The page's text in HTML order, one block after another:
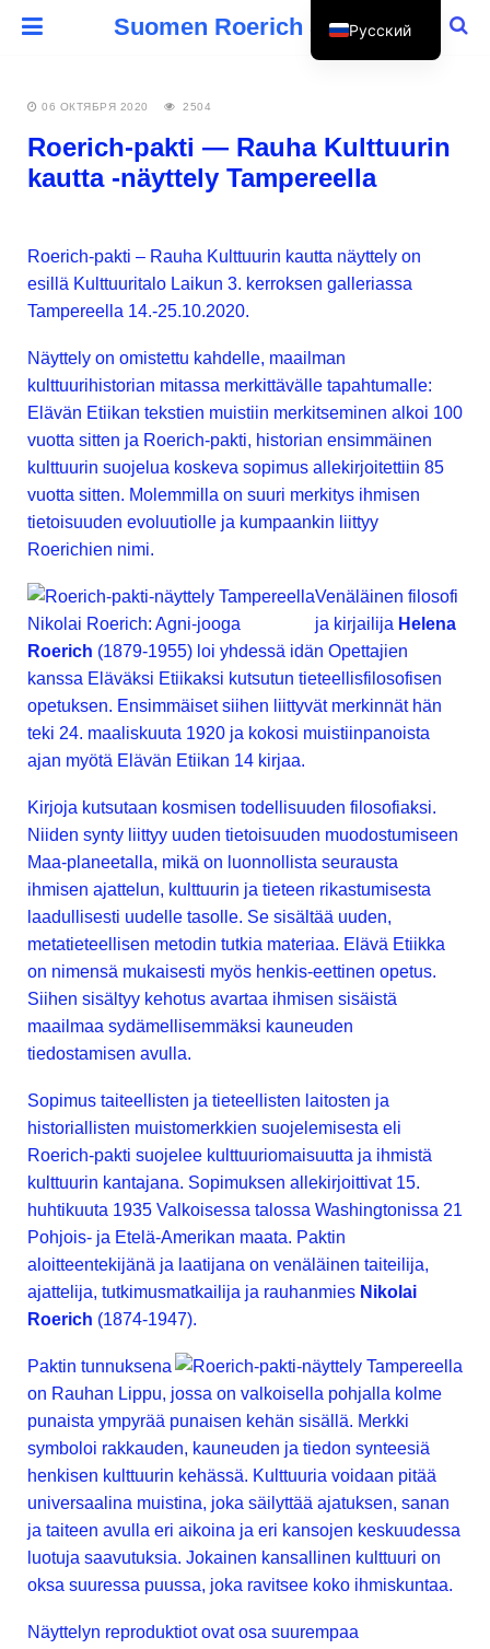
Suomen Roerich Seura
06 ОКТЯБРЯ 2020 2504
Roerich-pakti — Rauha Kulttuurin
kautta -näyttely Tampereella
Roerich-pakti – Rauha Kulttuurin kautta näyttely on
esillä Kulttuuritalo Laikun 3. kerroksen galleriassa
Tampereella 14.-25.10.2020.
Näyttely on omistettu kahdelle, maailman
kulttuurihistorian mitassa merkittävälle tapahtumalle:
Elävän Etiikan tekstien muistiin merkitseminen alkoi 100
vuotta sitten ja Roerich-pakti, historian ensimmäinen
kulttuurin suojelua koskeva sopimus allekirjoitettiin 85
vuotta sitten. Molemmilla on suuri merkitys ihmisen
tietoisuuden evoluutiolle ja kumpaankin liittyy
Roerichien nimi.
Nikolai Roerich: Agni-jooga
Venäläinen filosofi
ja kirjailija Helena
Roerich (1879-1955) loi yhdessä idän Opettajien
kanssa Eläväksi Etiikaksi kutsutun tieteellisfilosofisen
opetuksen. Ensimmäiset siihen liittyvät merkinnät hän
teki 24. maaliskuuta 1920 ja kokosi muistiinpanoista
ajan myötä Elävän Etiikan 14 kirjaa.
Kirjoja kutsutaan kosmisen todellisuuden filosofiaksi.
Niiden synty liittyy uuden tietoisuuden muodostumiseen
Maa-planeetalla, mikä on luonnollista seurausta
ihmisen ajattelun, kulttuurin ja tieteen rikastumisesta
laadullisesti uudelle tasolle. Se sisältää uuden,
metatieteellisen metodin tutkia materiaa. Elävä Etiikka
on nimensä mukaisesti myös henkis-eettinen opetus.
Siihen sisältyy kehotus avartaa ihmisen sisäistä
maailmaa sydämellisemmäksi kauneuden
tiedostamisen avulla.
Sopimus taiteellisten ja tieteellisten laitosten ja
historiallisten muistomerkkien suojelemisesta eli
Roerich-pakti suojelee kulttuuriomaisuutta ja ihmistä
kulttuurin kantajana. Sopimuksen allekirjoittivat 15.
huhtikuuta 1935 Valkoisessa talossa Washingtonissa 21
Pohjois- ja Etelä-Amerikan maata. Paktin
aloitteentekijänä ja laatijana on venäläinen taiteilija,
ajattelija, tutkimusmatkailija ja rauhanmies Nikolai
Roerich (1874-1947).
Paktin tunnuksena
on Rauhan Lippu, jossa on valkoisella pohjalla kolme
punaista ympyrää punaisen kehän sisällä. Merkki
symboloi rakkauden, kauneuden ja tiedon synteesiä
henkisen kulttuurin kehässä. Kulttuuria voidaan pitää
universaalina muistina, joka säilyttää ajatuksen, sanan
ja taiteen avulla eri aikoina ja eri kansojen keskuudessa
luotuja saavutuksia. Jokainen kansallinen kulttuuri on
oksa suuressa puussa, joka ravitsee koko ihmiskuntaa.
Näyttelyn reproduktiot ovat osa suurempaa
Русский
Suomi